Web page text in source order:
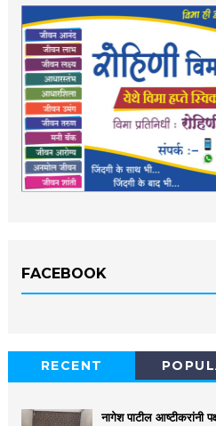
FACEBOOK
RECENT
नागेश पाटील आष्टीकरांनी